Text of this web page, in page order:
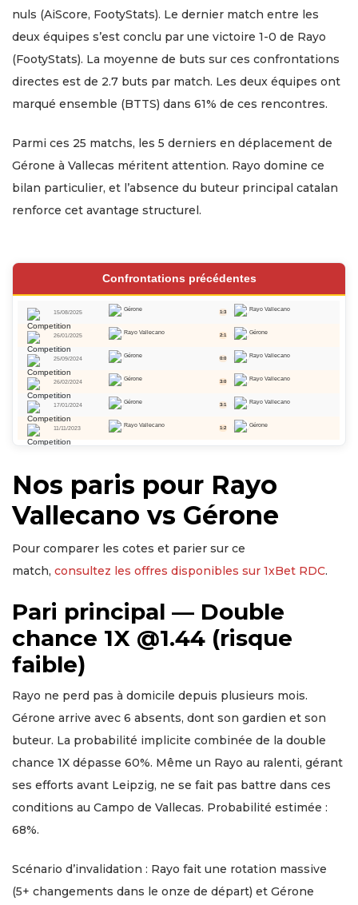
nuls (AiScore, FootyStats). Le dernier match entre les
deux équipes s’est conclu par une victoire 1-0 de Rayo
(FootyStats). La moyenne de buts sur ces confrontations
directes est de 2.7 buts par match. Les deux équipes ont
marqué ensemble (BTTS) dans 61% de ces rencontres.
Parmi ces 25 matchs, les 5 derniers en déplacement de
Gérone à Vallecas méritent attention. Rayo domine ce
bilan particulier, et l’absence du buteur principal catalan
renforce cet avantage structurel.
Confrontations précédentes
15/08/2025
Gérone 1:3 Rayo Vallecano
26/01/2025
Rayo Vallecano 2:1 Gérone
25/09/2024
Gérone 0:0 Rayo Vallecano
26/02/2024
Gérone 3:0 Rayo Vallecano
17/01/2024
Gérone 3:1 Rayo Vallecano
11/11/2023
Rayo Vallecano 1:2 Gérone
Nos paris pour Rayo
Vallecano vs Gérone
Pour comparer les cotes et parier sur ce
match, consultez les offres disponibles sur 1xBet RDC.
Pari principal — Double
chance 1X @1.44 (risque
faible)
Rayo ne perd pas à domicile depuis plusieurs mois.
Gérone arrive avec 6 absents, dont son gardien et son
buteur. La probabilité implicite combinée de la double
chance 1X dépasse 60%. Même un Rayo au ralenti, gérant
ses efforts avant Leipzig, ne se fait pas battre dans ces
conditions au Campo de Vallecas. Probabilité estimée :
68%.
Scénario d’invalidation : Rayo fait une rotation massive
(5+ changements dans le onze de départ) et Gérone